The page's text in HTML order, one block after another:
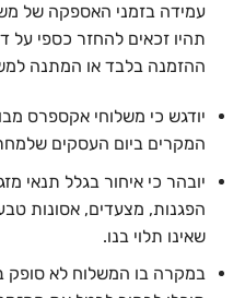
עמידה בזמני האספקה של
תהיו זכאים להחזר כספי על
ההזמנה בלבד או המתנה
המקרים ביום העסקים
יובהר כי איחור בגלל תנאי
הפגנות, מצעדים, אסונות
שאינו תלוי בנו.
במקרה בו המשלוח לא סופק